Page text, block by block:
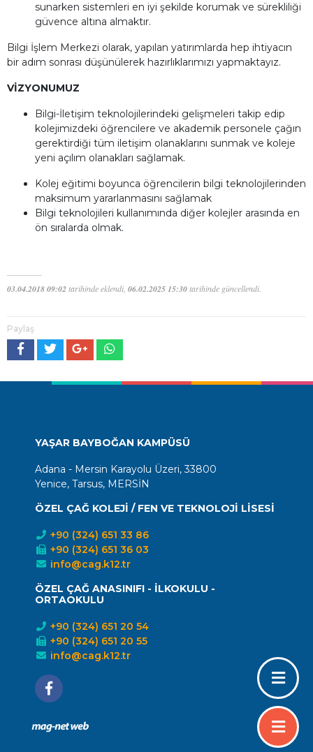
sunarken sistemleri en iyi şekilde korumak ve sürekliliği
güvence altına almaktır.
Bilgi İşlem Merkezi olarak, yapılan yatırımlarda hep ihtiyacın
bir adım sonrası düşünülerek hazırlıklarımızı yapmaktayız.
VİZYONUMUZ
Bilgi-İletişim teknolojilerindeki gelişmeleri takip edip
kolejimizdeki öğrencilere ve akademik personele çağın
gerektirdiği tüm iletişim olanaklarını sunmak ve koleje
yeni açılım olanakları sağlamak.
Kolej eğitimi boyunca öğrencilerin bilgi teknolojilerinden
maksimum yararlanmasını sağlamak
Bilgi teknolojileri kullanımında diğer kolejler arasında en
ön sıralarda olmak.
03.04.2018 09:02tarihinde eklendi, 06.02.2025 15:30tarihinde güncellendi.
Paylaş
YAŞAR BAYBOĞAN KAMPÜSÜ
Adana - Mersin Karayolu Üzeri, 33800
Yenice, Tarsus, MERSİN
ÖZEL ÇAĞ KOLEJİ / FEN VE TEKNOLOJİ LİSESİ
+90 (324) 651 33 86
+90 (324) 651 36 03
info@cag.k12.tr
ÖZEL ÇAĞ ANASINIFI - İLKOKULU -
ORTAOKULU
+90 (324) 651 20 54
+90 (324) 651 20 55
info@cag.k12.tr